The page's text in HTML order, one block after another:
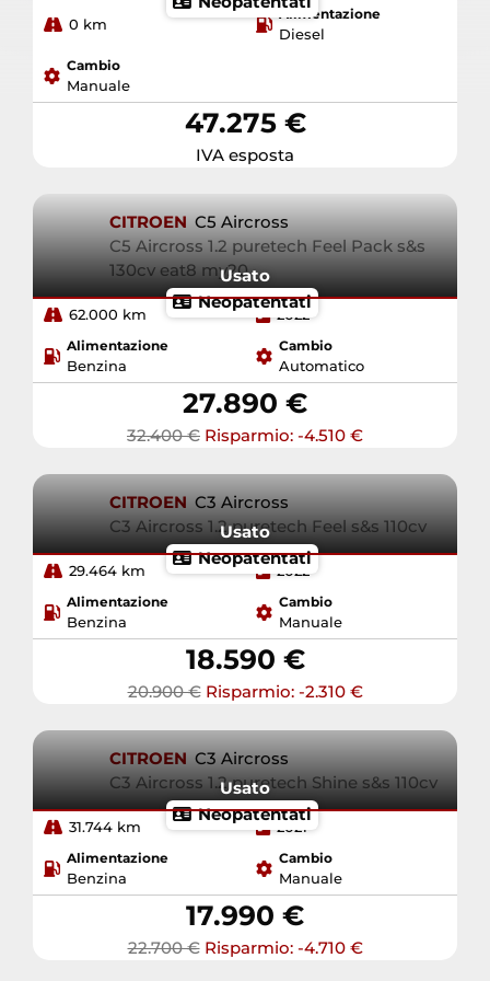
0 km
Alimentazione
Diesel
Cambio
Manuale
47.275 €
IVA esposta
CITROEN C5 Aircross
C5 Aircross 1.2 puretech Feel Pack s&s
130cv eat8 my20
Neopatentati
Usato
62.000 km 2022
Alimentazione
Benzina
Cambio
Automatico
27.890 €
32.400 € Risparmio: -4.510 €
CITROEN C3 Aircross
C3 Aircross 1.2 puretech Feel s&s 110cv
Neopatentati
Usato
29.464 km 2022
Alimentazione
Benzina
Cambio
Manuale
18.590 €
20.900 € Risparmio: -2.310 €
CITROEN C3 Aircross
C3 Aircross 1.2 puretech Shine s&s 110cv
Neopatentati
Usato
31.744 km 2021
Alimentazione
Benzina
Cambio
Manuale
17.990 €
22.700 € Risparmio: -4.710 €